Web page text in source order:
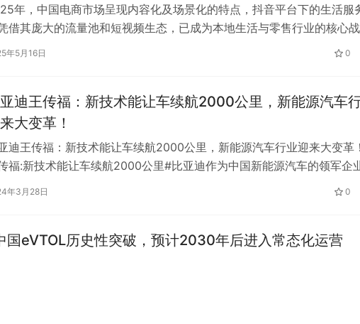
年，中国电商市场呈现内容化及场景化的特点，抖音平台下的生活服
借其庞大的流量池和短视频生态，已成为本地生活与零售行业的核心战
。品牌商家面对市场竞争加剧、用户需求升级…
年5月16日 0
迪王传福：新技术能让车续航2000公里，新能源汽车
大变革！
迪王传福：新技术能让车续航2000公里，新能源汽车行业迎来大变革
福:新技术能让车续航2000公里#比亚迪作为中国新能源汽车的领军企
直在混合动力技术上不断创新和突…
年3月28日 0
国eVTOL历史性突破，预计2030年后进入常态化运营